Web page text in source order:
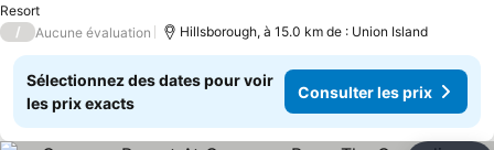
Resort
/ Aucune évaluation Hillsborough, à 15.0 km de : Union Island
Sélectionnez des dates pour voir
les prix exacts
Consulter les prix